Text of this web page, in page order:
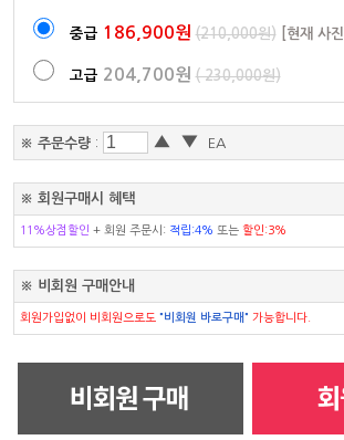
중급 186,900원 (210,000원) [현재 사진]
고급 204,700원 ( 230,000원)
※ 주문수량: ▲ ▼ EA
※ 회원구매시 혜택
11%상점할인 + 회원 주문시: 적립:4% 또는 할인:3%
※ 비회원 구매안내
회원가입없이 비회원으로도 "비회원 바로구매" 가능합니다.